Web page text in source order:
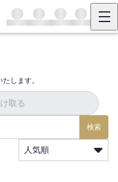
します。
取る
検索
人気順